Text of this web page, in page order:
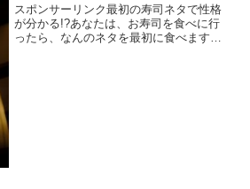
スポンサーリンク最初の寿司ネタで性格
が分かる!?あなたは、お寿司を食べに行
ったら、なんのネタを最初に食べます